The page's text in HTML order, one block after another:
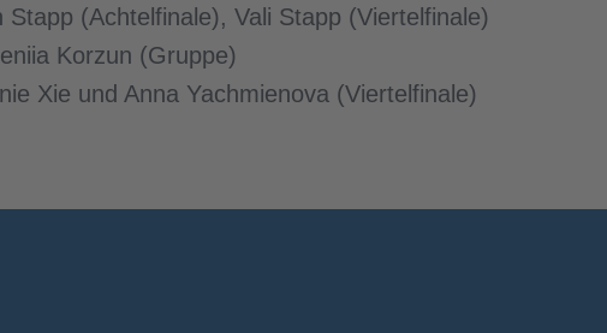
Stapp (Achtelfinale), Vali Stapp (Viertelfinale)
Korzun (Gruppe)
Xie und Anna Yachmienova (Viertelfinale)